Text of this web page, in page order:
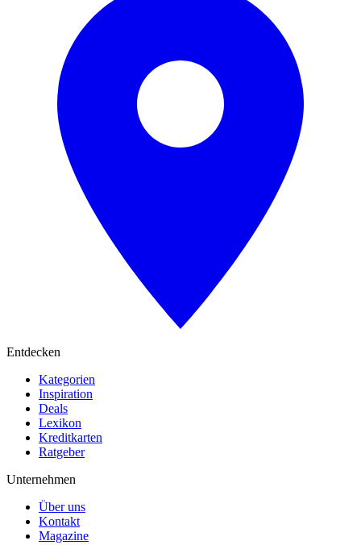
Entdecken
Kategorien
Inspiration
Deals
Lexikon
Kreditkarten
Ratgeber
Unternehmen
Über uns
Kontakt
Magazine